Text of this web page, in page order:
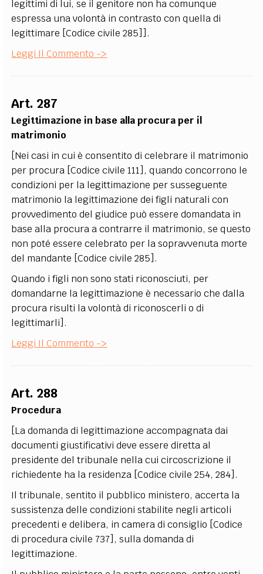
legittimi di lui, se il genitore non ha comunque
espressa una volontà in contrasto con quella di
legittimare [Codice civile 285]].
Leggi Il Commento ->
Art. 287
Legittimazione in base alla procura per il
matrimonio
[Nei casi in cui è consentito di celebrare il matrimonio
per procura [Codice civile 111], quando concorrono le
condizioni per la legittimazione per susseguente
matrimonio la legittimazione dei figli naturali con
provvedimento del giudice può essere domandata in
base alla procura a contrarre il matrimonio, se questo
non poté essere celebrato per la sopravvenuta morte
del mandante [Codice civile 285].
Quando i figli non sono stati riconosciuti, per
domandarne la legittimazione è necessario che dalla
procura risulti la volontà di riconoscerli o di
legittimarli].
Leggi Il Commento ->
Art. 288
Procedura
[La domanda di legittimazione accompagnata dai
documenti giustificativi deve essere diretta al
presidente del tribunale nella cui circoscrizione il
richiedente ha la residenza [Codice civile 254, 284].
Il tribunale, sentito il pubblico ministero, accerta la
sussistenza delle condizioni stabilite negli articoli
precedenti e delibera, in camera di consiglio [Codice
di procedura civile 737], sulla domanda di
legittimazione.